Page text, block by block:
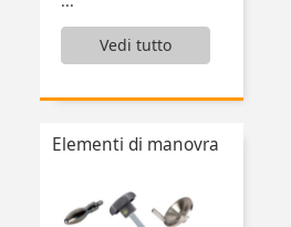
Vedi tutto
Elementi di manovra